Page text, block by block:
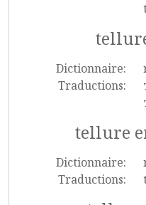
Dictionnaire:
Traductions:
tellure
Dictionnaire:
Traductions: